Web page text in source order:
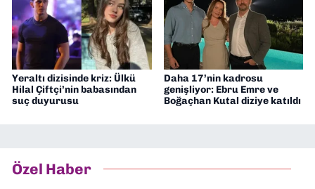
Yeraltı dizisinde kriz: Ülkü
Hilal Çiftçi’nin babasından
suç duyurusu
Daha 17’nin kadrosu
genişliyor: Ebru Emre ve
Boğaçhan Kutal diziye katıldı
Özel Haber